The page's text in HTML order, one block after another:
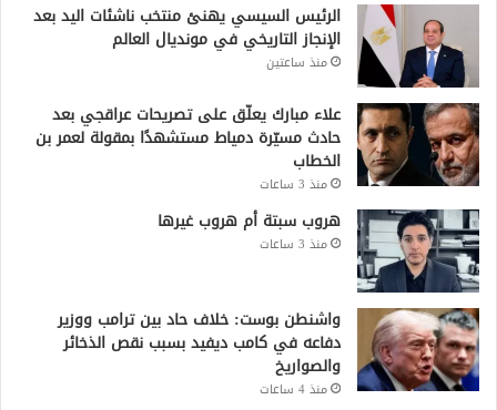
الرئيس السيسي يهنئ منتخب ناشئات اليد بعد
الإنجاز التاريخي في مونديال العالم
منذ ساعتين
علاء مبارك يعلّق على تصريحات عراقجي بعد
حادث مسيّرة دمياط مستشهدًا بمقولة لعمر بن
الخطاب
منذ 3 ساعات
هروب سبتة أم هروب غيرها
منذ 3 ساعات
واشنطن بوست: خلاف حاد بين ترامب ووزير
دفاعه في كامب ديفيد بسبب نقص الذخائر
والصواريخ
منذ 4 ساعات